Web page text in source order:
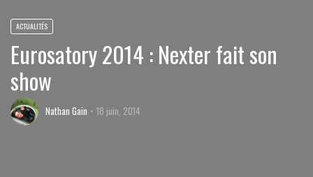
ACTUALITÉS
Eurosatory 2014 : Nexter fait son
show
Nathan Gain 18 juin, 2014